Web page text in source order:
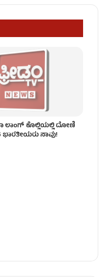
ಲಾಂಗ್ ಕೊಲ್ಲಿಯಲ್ಲಿ ದೋಣಿ
ಭಾರತೀಯರು ಸಾವು!